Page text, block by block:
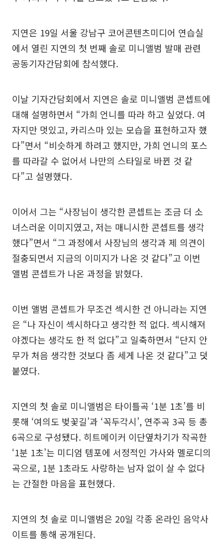
지연은 19일 서울 강남구 코어콘텐츠미디어 연습실
에서 열린 지연의 첫 번째 솔로 미니앨범 발매 관련
공동기자간담회에 참석했다.
이날 기자간담회에서 지연은 솔로 미니앨범 콘셉트에
대해 설명하면서 “가희 언니를 따라 하고 싶었다. 여
자지만 멋있고, 카리스마 있는 모습을 표현하고자 했
다”면서 “비슷하게 하려고 했지만, 가희 언니의 포스
를 따라갈 수 없어서 나만의 스타일로 바뀐 것 같
다”고 설명했다.
이어서 그는 “사장님이 생각한 콘셉트는 조금 더 소
녀스러운 이미지였고, 저는 매니시한 콘셉트를 생각
했다”면서 “그 과정에서 사장님의 생각과 제 의견이
절충되면서 지금의 이미지가 나온 것 같다”고 이번
앨범 콘셉트가 나온 과정을 밝혔다.
이번 앨범 콘셉트가 무조건 섹시한 건 아니라는 지연
은 “나 자신이 섹시하다고 생각한 적 없다. 섹시해져
야겠다는 생각도 한 적 없다”고 일축하면서 “단지 안
무가 처음 생각한 것보다 좀 세게 나온 것 같다”고 덧
붙였다.
지연의 첫 솔로 미니앨범은 타이틀곡 ‘1분 1초’를 비
롯해 ‘여의도 벚꽃길’과 ‘꼭두각시’, 연주곡 3곡 등 총
6곡으로 구성됐다. 히트메이커 이단옆차기가 작곡한
‘1분 1초’는 미디엄 템포에 서정적인 가사와 멜로디의
곡으로, 1분 1초라도 사랑하는 남자 없이 살 수 없다
는 간절한 마음을 표현했다.
지연의 첫 솔로 미니앨범은 20일 각종 온라인 음악사
이트를 통해 공개된다.